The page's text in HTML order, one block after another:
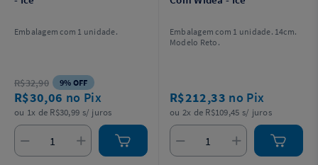
Embalagem com 1 unidade.
R$32,90 9% OFF
R$30,06 no Pix
ou 1x de R$30,99 s/ juros
Embalagem com 1 unidade. 14cm.
Modelo Reto.
R$212,33 no Pix
ou 2x de R$109,45 s/ juros